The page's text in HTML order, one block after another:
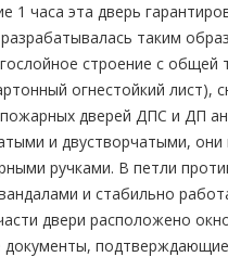
1 часа эта дверь
таким
строение с общей
огнестойкий лист),
дверей ДПС и ДП
и двустворчатыми,
ручками. В петли
и стабильно
двери расположено